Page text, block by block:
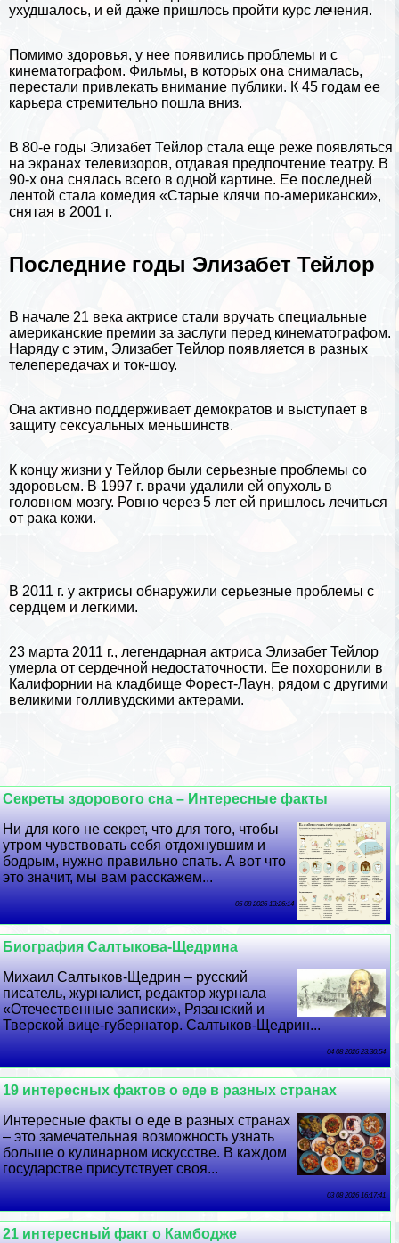
ухудшалось, и ей даже пришлось пройти курс лечения.
Помимо здоровья, у нее появились проблемы и с
кинематографом. Фильмы, в которых она снималась,
перестали привлекать внимание публики. К 45 годам ее
карьера стремительно пошла вниз.
В 80-е годы Элизабет Тейлор стала еще реже появляться
на экранах телевизоров, отдавая предпочтение театру. В
90-х она снялась всего в одной картине. Ее последней
лентой стала комедия «Старые клячи по-американски»,
снятая в 2001 г.
Последние годы Элизабет Тейлор
В начале 21 века актрисе стали вручать специальные
американские премии за заслуги перед кинематографом.
Наряду с этим, Элизабет Тейлор появляется в разных
телепередачах и ток-шоу.
Она активно поддерживает демократов и выступает в
защиту ceкcуальных меньшинств.
К концу жизни у Тейлор были серьезные проблемы со
здоровьем. В 1997 г. врачи удалили ей опухоль в
головном мозгу. Ровно через 5 лет ей пришлось лечиться
от paка кожи.
В 2011 г. у актрисы обнаружили серьезные проблемы с
сердцем и легкими.
23 марта 2011 г., легендарная актриса Элизабет Тейлор
умерла от сердечной недостаточности. Ее похоронили в
Калифорнии на кладбище Форест-Лаун, рядом с другими
великими голливудскими актерами.
Секреты здорового сна – Интересные факты
Ни для кого не секрет, что для того, чтобы
утром чувствовать себя отдохнувшим и
бодрым, нужно правильно спать. А вот что
это значит, мы вам расскажем...
05 08 2026 13:26:14
Биография Салтыкова-Щедрина
Михаил Салтыков-Щедрин – русский
писатель, журналист, редактор журнала
«Отечественные записки», Рязанский и
Тверской вице-губернатор. Салтыков-Щедрин...
04 08 2026 23:30:54
19 интересных фактов о еде в разных странах
Интересные факты о еде в разных странах
– это замечательная возможность узнать
больше о кулинарном искусстве. В каждом
государстве присутствует своя...
03 08 2026 16:17:41
21 интересный факт о Камбодже